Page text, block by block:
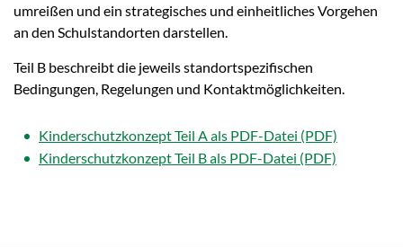
umreißen und ein strategisches und einheitliches Vorgehen
an den Schulstandorten darstellen.
Teil B beschreibt die jeweils standortspezifischen
Bedingungen, Regelungen und Kontaktmöglichkeiten.
Kinderschutzkonzept Teil A als PDF-Datei
Kinderschutzkonzept Teil B als PDF-Datei